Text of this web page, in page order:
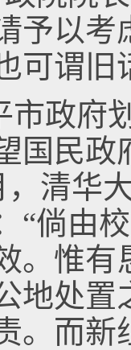
予以
可谓旧
市政府
国民
，清华
“倘由
。惟有
地处
。而